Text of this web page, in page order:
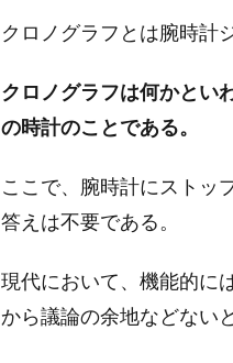
クロノグラフとは腕時計
クロノグラフは何かとい
の時計のことである。
ここで、腕時計にストッ
答えは不要である。
現代において、機能的に
から議論の余地などない